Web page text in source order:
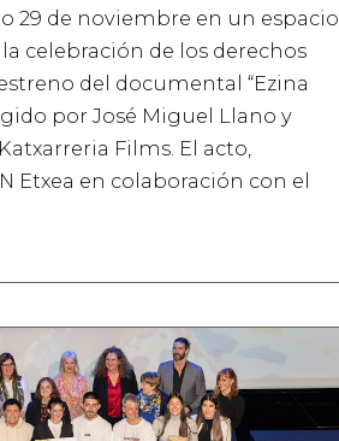
29 de noviembre en un espacio
celebración de los derechos
del documental “Ezina
por José Miguel Llano y
Films. El acto,
Etxea en colaboración con el